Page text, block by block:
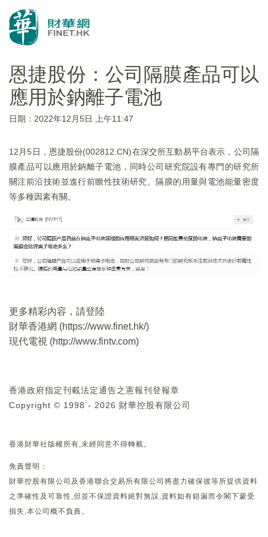
恩捷股份：公司隔膜產品可以
應用於鈉離子電池
日期：2022年12月5日 上午11:47
12月5日，恩捷股份(002812.CN)在深交所互動易平台表示，公司隔
膜產品可以應用於鈉離子電池，同時公司研究院設有專門的研究所
關注前沿技術並進行前瞻性技術研究。隔膜的用量與電池能量密度
等多種因素有關。
更多精彩內容，請登陸
財華香港網 (https://www.finet.hk/)
現代電視 (http://www.fintv.com)
香港政府指定刊載法定通告之憲報刊登報章
Copyright © 1998 - 2026 財華控股有限公司
香港財華社版權所有,未經同意不得轉載。
免責聲明：
財華控股有限公司及香港聯合交易所有限公司將盡力確保彼等所提供資料
之準確性及可靠性,但並不保證資料絕對無誤,資料如有錯漏而令閣下蒙受
損失,本公司概不負責。